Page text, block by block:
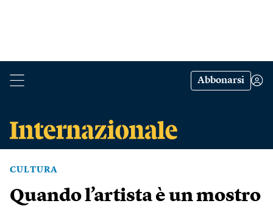
Abbonarsi
CULTURA
Quando l’artista è un mostro